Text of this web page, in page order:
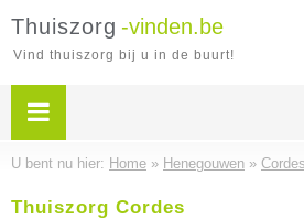
Thuiszorg -vinden.be
Vind thuiszorg bij u in de buurt!
U bent nu hier: Home » Henegouwen » Cordes
Thuiszorg Cordes